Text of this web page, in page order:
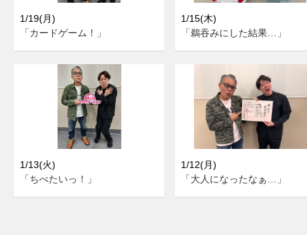
1/19(月)
「カードゲーム！」
1/15(木)
「鵜吞みにした結果…」
1/13(火)
「ちべたいっ！」
1/12(月)
「大人になったなぁ…」